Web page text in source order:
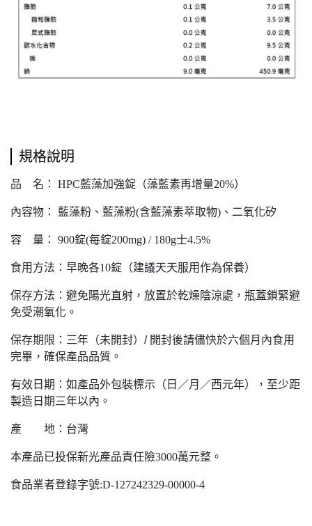
規格說明
品 名： HPC藍藻加強錠（藻藍素再增量20%）
內容物： 藍藻粉、藍藻粉(含藍藻素萃取物)、二氧化矽
容 量： 900錠(每錠200mg) / 180g士4.5%
食用方法：早晚各10錠（建議天天服用作為保養）
保存方法：避免陽光直射，放置於乾燥陰涼處，瓶蓋鎖緊避
免受潮氧化。
保存期限：三年（未開封）/ 開封後請儘快於六個月內食用
完畢，確保產品品質。
有效日期： 如產品外包裝標示（日／月／西元年），至少距
製造日期三年以內。
產 地：台灣
本產品已投保新光產品責任險3000萬元整。
食品業者登錄字號:D-127242329-00000-4